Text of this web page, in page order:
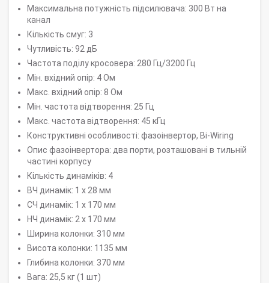
Максимальна потужність підсилювача: 300 Вт на
канал
Кількість смуг: 3
Чутливість: 92 дБ
Частота поділу кросовера: 280 Гц/3200 Гц
Мін. вхідний опір: 4 Ом
Макс. вхідний опір: 8 Ом
Мін. частота відтворення: 25 Гц
Макс. частота відтворення: 45 кГц
Конструктивні особливості: фазоінвертор, Bi-Wiring
Опис фазоінвертора: два порти, розташовані в тильній
частині корпусу
Кількість динаміків: 4
ВЧ динамік: 1 х 28 мм
СЧ динамік: 1 х 170 мм
НЧ динамік: 2 x 170 мм
Ширина колонки: 310 мм
Висота колонки: 1135 мм
Глибина колонки: 370 мм
Вага: 25,5 кг (1 шт)